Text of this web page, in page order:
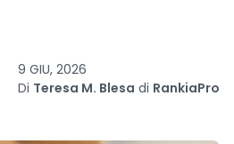
9 GIU, 2026
Di Teresa M. Blesa di RankiaPro